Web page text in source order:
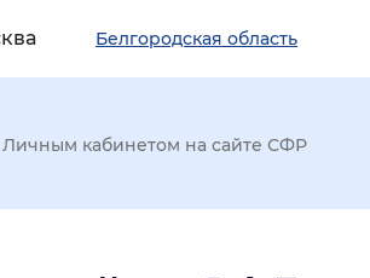
Белгородская область
Личным кабинетом на сайте СФР